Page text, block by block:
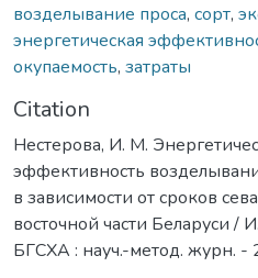
возделывание проса, сорт,
энергетическая
окупаемость, затраты
Citation
Нестерова, И. М.
эффективность
в зависимости от сроков
восточной части Беларуси /
БГСХА : науч.-метод. журн.